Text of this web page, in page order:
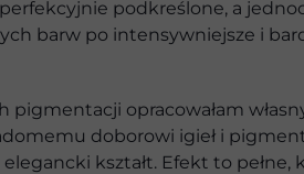
PMU
podkreślone, a
barw po intensywniejsze i
opracowałam
doborowi igieł i
kształt. Efekt to pełne,